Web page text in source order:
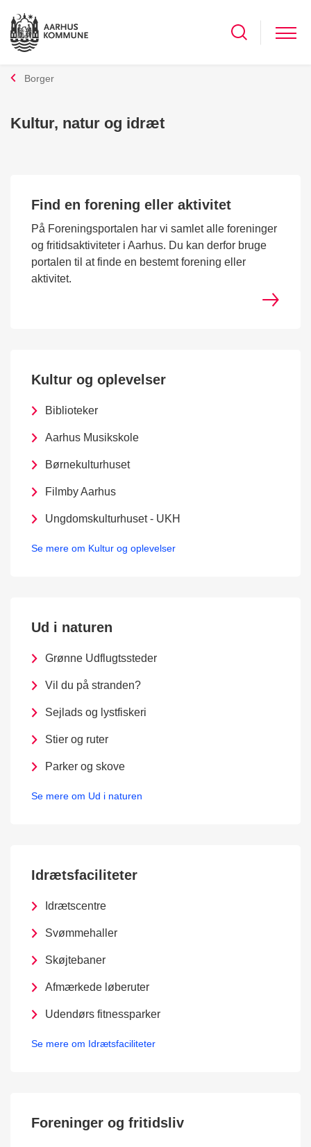
Borger
Kultur, natur og idræt
Find en forening eller aktivitet
På Foreningsportalen har vi samlet alle foreninger
og fritidsaktiviteter i Aarhus. Du kan derfor bruge
portalen til at finde en bestemt forening eller
aktivitet.
Kultur og oplevelser
Biblioteker
Aarhus Musikskole
Børnekulturhuset
Filmby Aarhus
Ungdomskulturhuset - UKH
Se mere om Kultur og oplevelser
Ud i naturen
Grønne Udflugtssteder
Vil du på stranden?
Sejlads og lystfiskeri
Stier og ruter
Parker og skove
Se mere om Ud i naturen
Idrætsfaciliteter
Idrætscentre
Svømmehaller
Skøjtebaner
Afmærkede løberuter
Udendørs fitnessparker
Se mere om Idrætsfaciliteter
Foreninger og fritidsliv